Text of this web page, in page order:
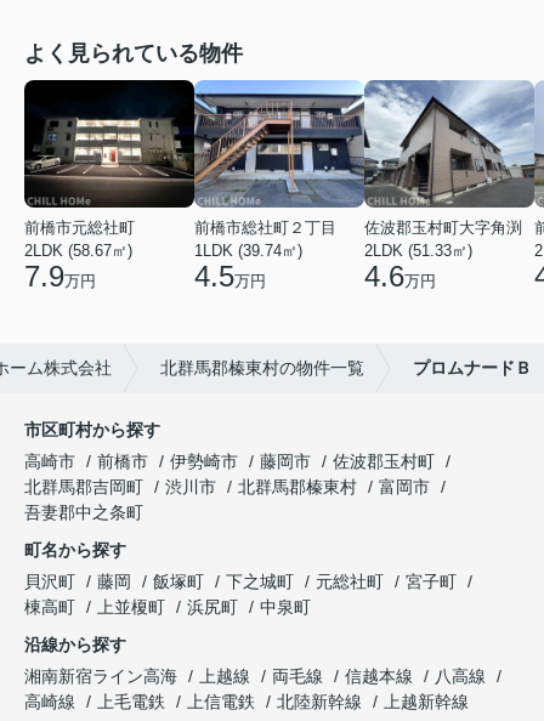
よく見られている物件
前橋市元総社町
2LDK (58.67㎡)
7.9万円
前橋市総社町２丁目
1LDK (39.74㎡)
4.5万円
佐波郡玉村町大字角渕
2LDK (51.33㎡)
4.6万円
ーム株式会社 北群馬郡榛東村の物件一覧 プロムナードＢ
市区町村から探す
高崎市
前橋市 伊勢崎市 藤岡市
佐波郡玉村町
北群馬郡吉岡町
渋川市 北群馬郡榛東村
富岡市
吾妻郡中之条町
町名から探す
貝沢町
藤岡 飯塚町 下之城町 元総社町
宮子町
棟高町
上並榎町 浜尻町
中泉町
沿線から探す
湘南新宿ライン高海
上越線 両毛線 信越本線
八高線
高崎線
上毛電鉄 上信電鉄 北陸新幹線
上越新幹線